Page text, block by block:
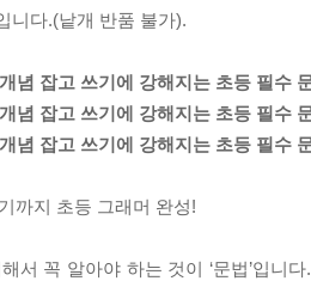
니다.(낱개 반품 불가).
념 잡고 쓰기에 강해지는 초등 필수
념 잡고 쓰기에 강해지는 초등 필수
념 잡고 쓰기에 강해지는 초등 필수
까지 초등 그래머 완성!
서 꼭 알아야 하는 것이 ‘문법’입